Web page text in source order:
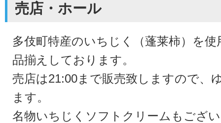
売店・ホール
多伎町特産のいちじく（蓬莱柿）を
品揃えしております。
売店は21:00まで販売致しますので、
ます。
名物いちじくソフトクリームもござ